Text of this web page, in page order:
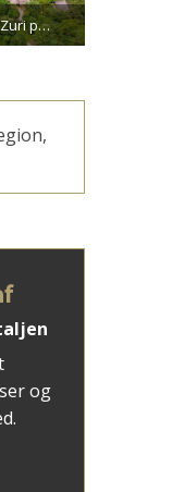
Udsigt over Zuri på Zanzibar
og